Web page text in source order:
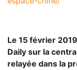
Le 15 février
Daily sur la
relayée dans la